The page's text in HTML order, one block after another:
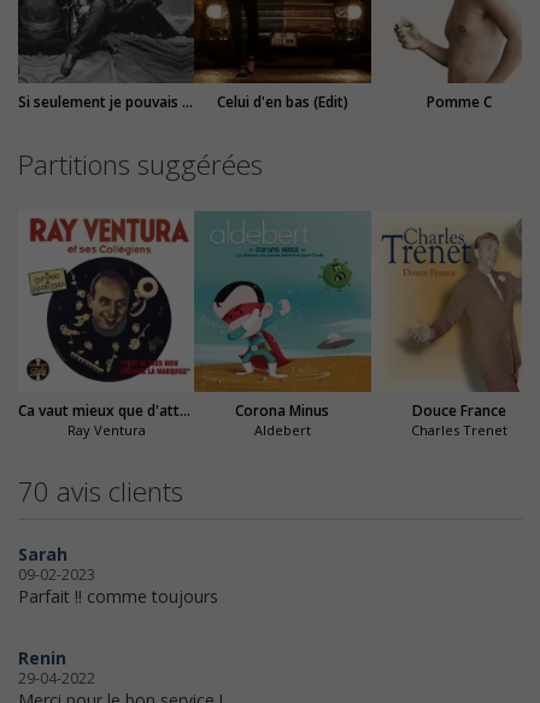
Si seulement je pouvais lui manquer Celui d'en bas (Edit) Pomme C
Partitions suggérées
Ca vaut mieux que d'attraper la scarlatine
Ray Ventura
Corona Minus
Aldebert
Douce France
Charles Trenet
70 avis clients
Sarah
09-02-2023
Parfait !! comme toujours
Renin
29-04-2022